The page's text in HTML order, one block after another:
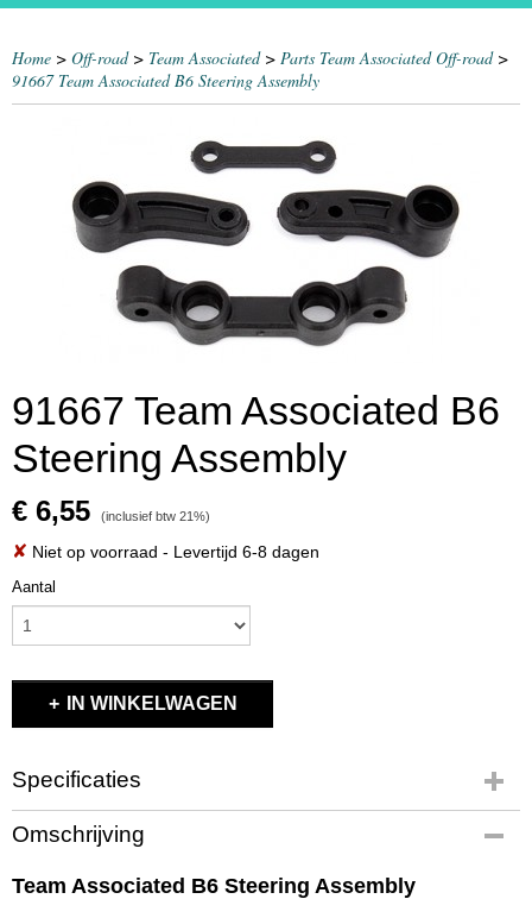
Home > Off-road> Team Associated> Parts Team Associated Off-road>
91667 Team Associated B6 Steering Assembly
91667 Team Associated B6
Steering Assembly
€ 6,55 (inclusief btw 21%)
✘ Niet op voorraad - Levertijd 6-8 dagen
Aantal
IN WINKELWAGEN
Specificaties
Productcode
91667
EAN code
Omschrijving
Team Associated B6 Steering Assembly